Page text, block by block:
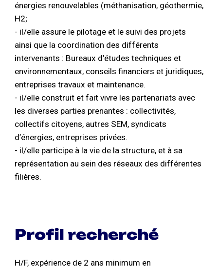
énergies renouvelables (méthanisation, géothermie,
H2;
- il/elle assure le pilotage et le suivi des projets
ainsi que la coordination des différents
intervenants : Bureaux d’études techniques et
environnementaux, conseils financiers et juridiques,
entreprises travaux et maintenance.
- il/elle construit et fait vivre les partenariats avec
les diverses parties prenantes : collectivités,
collectifs citoyens, autres SEM, syndicats
d’énergies, entreprises privées.
- il/elle participe à la vie de la structure, et à sa
représentation au sein des réseaux des différentes
filières.
Profil recherché
H/F, expérience de 2 ans minimum en